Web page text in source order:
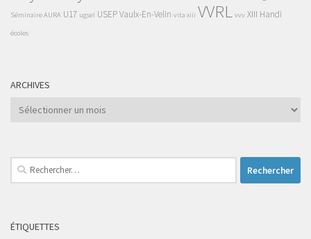
Séminaire AURA U17 ugsel USEPVaulx-En-Velin vita xiii VVRL vvv XIII Handi
écoles
ARCHIVES
Archives
Rechercher :
ÉTIQUETTES